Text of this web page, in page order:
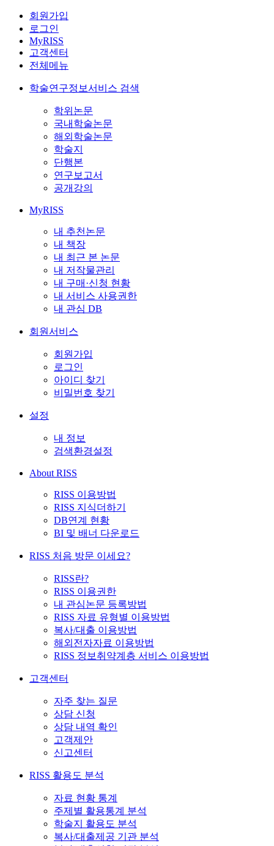
회원가입
로그인
MyRISS
고객센터
전체메뉴
학술연구정보서비스 검색
학위논문
국내학술논문
해외학술논문
학술지
단행본
연구보고서
공개강의
MyRISS
내 추천논문
내 책장
내 최근 본 논문
내 저작물관리
내 구매·신청 현황
내 서비스 사용권한
내 관심 DB
회원서비스
회원가입
로그인
아이디 찾기
비밀번호 찾기
설정
내 정보
검색환경설정
About RISS
RISS 이용방법
RISS 지식더하기
DB연계 현황
BI 및 배너 다운로드
RISS 처음 방문 이세요?
RISS란?
RISS 이용권한
내 관심논문 등록방법
RISS 자료 유형별 이용방법
복사/대출 이용방법
해외전자자료 이용방법
RISS 정보취약계층 서비스 이용방법
고객센터
자주 찾는 질문
상담 신청
상담 내역 확인
고객제안
신고센터
RISS 활용도 분석
자료 현황 통계
주제별 활용통계 분석
학술지 활용도 분석
복사/대출제공 기관 분석